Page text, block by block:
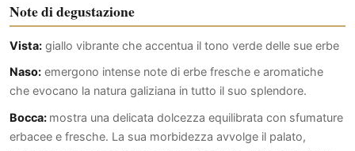
Note di degustazione
Vista: giallo vibrante che accentua il tono verde delle sue erbe
Naso: emergono intense note di erbe fresche e aromatiche
che evocano la natura galiziana in tutto il suo splendore.
Bocca: mostra una delicata dolcezza equilibrata con sfumature
erbacee e fresche. La sua morbidezza avvolge il palato,